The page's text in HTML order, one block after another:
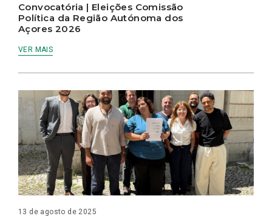
Convocatória | Eleições Comissão
Política da Região Autónoma dos
Açores 2026
VER MAIS
13 de agosto de 2025